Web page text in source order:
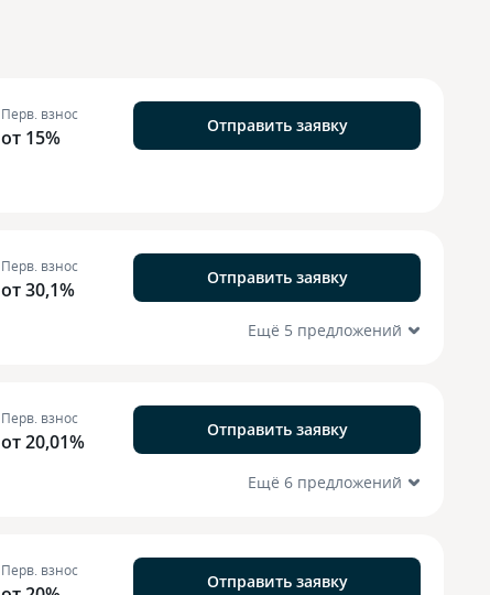
Перв. взнос
от 15%
Отправить заявку
Перв. взнос
от 30,1%
Отправить заявку
Ещё 5 предложений
Перв. взнос
от 20,01%
Отправить заявку
Ещё 6 предложений
Перв. взнос
Отправить заявку